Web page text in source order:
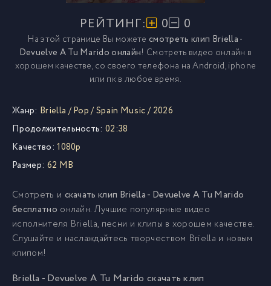
РЕЙТИНГ: 0 0
На этой странице Вы можетесмотреть клип Briella -
Devuelve A Tu Marido онлайн! Смотреть видео онлайн в
хорошем качестве, со своего телефона на Android, iphone
или пк в любое время.
Жанр: Briella /Pop/Spain Music/ 2026
Продолжительность: 02:38
Качество: 1080p
Размер: 62 MB
Смотреть и скачать клип Briella - Devuelve A Tu Marido
бесплатно онлайн. Лучшие популярные видео
исполнителя Briella, песни и клипы в хорошем качестве.
Слушайте и наслаждайтесь творчеством Briella и новым
клипом!
Briella - Devuelve A Tu Marido скачать клип